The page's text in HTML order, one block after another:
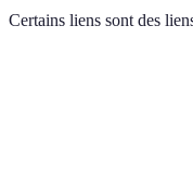
Certains liens sont des